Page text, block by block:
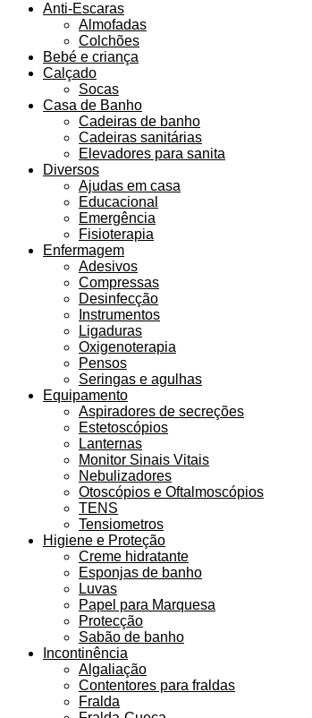
Anti-Escaras
Almofadas
Colchões
Bebé e criança
Calçado
Socas
Casa de Banho
Cadeiras de banho
Cadeiras sanitárias
Elevadores para sanita
Diversos
Ajudas em casa
Educacional
Emergência
Fisioterapia
Enfermagem
Adesivos
Compressas
Desinfecção
Instrumentos
Ligaduras
Oxigenoterapia
Pensos
Seringas e agulhas
Equipamento
Aspiradores de secreções
Estetoscópios
Lanternas
Monitor Sinais Vitais
Nebulizadores
Otoscópios e Oftalmoscópios
TENS
Tensiometros
Higiene e Proteção
Creme hidratante
Esponjas de banho
Luvas
Papel para Marquesa
Protecção
Sabão de banho
Incontinência
Algaliação
Contentores para fraldas
Fralda